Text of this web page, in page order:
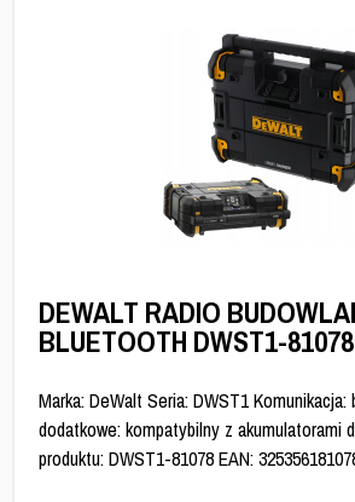
DEWALT RADIO
BLUETOOTH DWST1-81078
Marka: DeWalt Seria: DWST1
dodatkowe: kompatybilny z akumulatorami
produktu: DWST1-81078 EAN: